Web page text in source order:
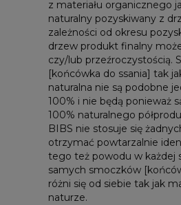
z materiału organicznego
naturalny pozyskiwany z
zależności od okresu
drzew produkt finalny
czy/lub przeźroczystością.
[końcówka do ssania] tak
naturalna nie są podobne
100% i nie będą ponieważ
100% naturalnego
BIBS nie stosuje się
otrzymać powtarzalnie
tego też powodu w każdej
samych smoczków
różni się od siebie tak jak
naturze.